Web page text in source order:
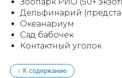
Дельфинарий
Океанариум
Сад бабочек
Контактный уголок
↑ К содержанию